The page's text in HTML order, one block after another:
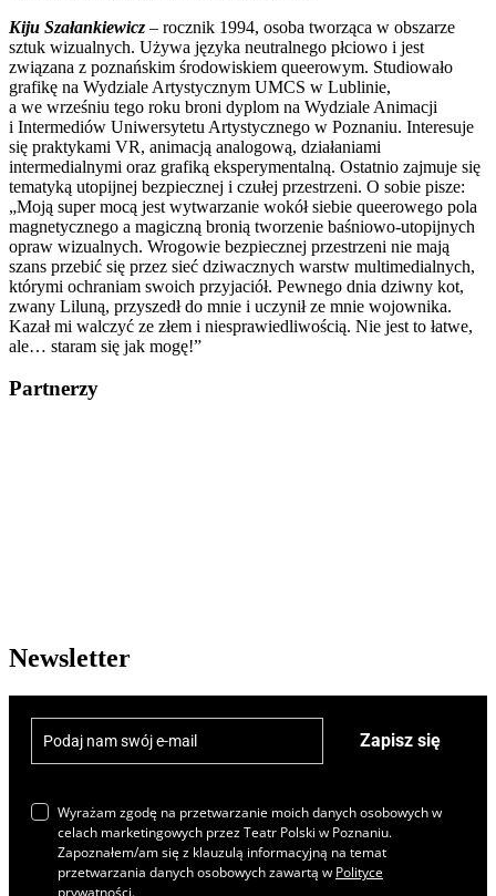
Kiju Szałankiewicz – rocznik 1994, osoba tworząca w obszarze
sztuk wizualnych. Używa języka neutralnego płciowo i jest
związana z poznańskim środowiskiem queerowym. Studiowało
grafikę na Wydziale Artystycznym UMCS w Lublinie,
a we wrześniu tego roku broni dyplom na Wydziale Animacji
i Intermediów Uniwersytetu Artystycznego w Poznaniu. Interesuje
się praktykami VR, animacją analogową, działaniami
intermedialnymi oraz grafiką eksperymentalną. Ostatnio zajmuje się
tematyką utopijnej bezpiecznej i czułej przestrzeni. O sobie pisze:
„Moją super mocą jest wytwarzanie wokół siebie queerowego pola
magnetycznego a magiczną bronią tworzenie baśniowo-utopijnych
opraw wizualnych. Wrogowie bezpiecznej przestrzeni nie mają
szans przebić się przez sieć dziwacznych warstw multimedialnych,
którymi ochraniam swoich przyjaciół. Pewnego dnia dziwny kot,
zwany Liluną, przyszedł do mnie i uczynił ze mnie wojownika.
Kazał mi walczyć ze złem i niesprawiedliwością. Nie jest to łatwe,
ale… staram się jak mogę!”
Partnerzy
Newsletter
Zapisz się
Wyrażam zgodę na przetwarzanie moich danych osobowych w
celach marketingowych przez Teatr Polski w Poznaniu.
Zapoznałem/am się z klauzulą informacyjną na temat
przetwarzania danych osobowych zawartą w Polityce
prywatności.